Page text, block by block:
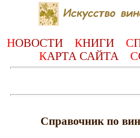
НОВОСТИ КНИГИ С
КАРТА САЙТА С
Справочник по